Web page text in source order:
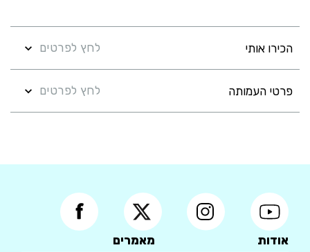
הכירו אותי לחץ לפרטים
פרטי העמותה לחץ לפרטים
אודות מאמרים